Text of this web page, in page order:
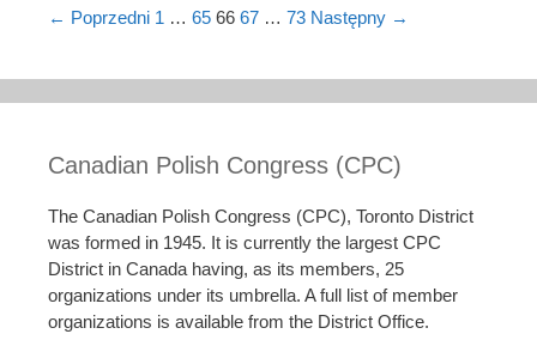
Post navigation
← Poprzedni 1 … 65 66 67 … 73 Następny →
Canadian Polish Congress (CPC)
The Canadian Polish Congress (CPC), Toronto District
was formed in 1945. It is currently the largest CPC
District in Canada having, as its members, 25
organizations under its umbrella. A full list of member
organizations is available from the District Office.